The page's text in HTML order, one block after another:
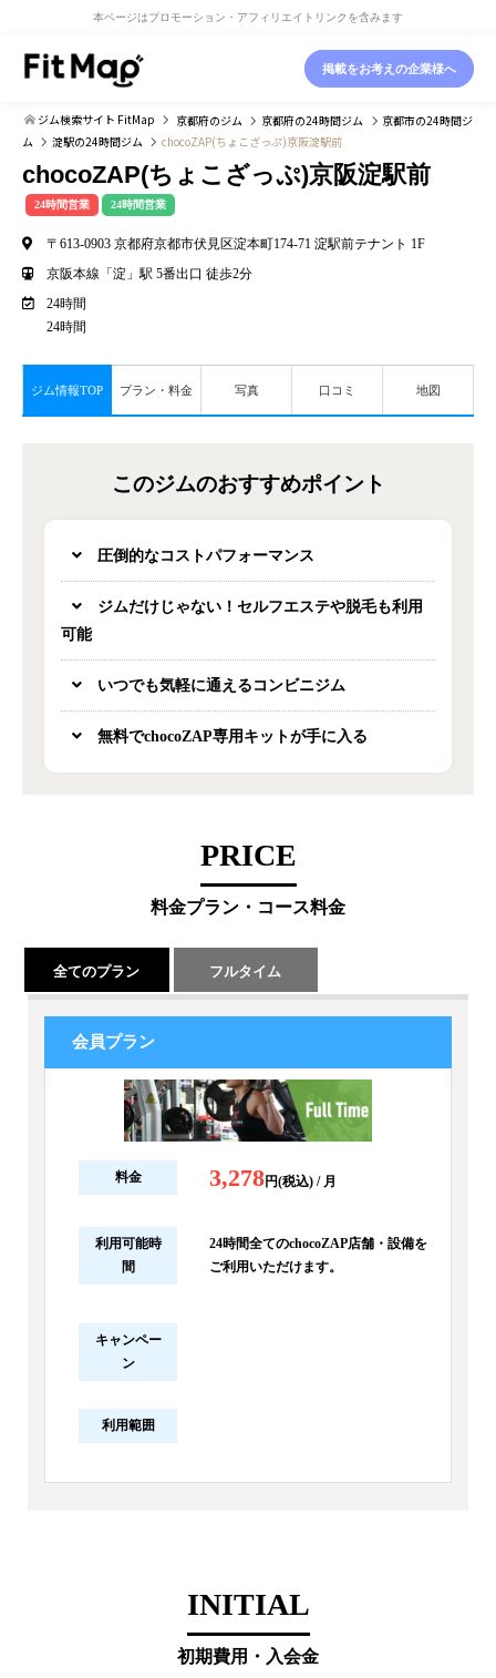
本ページはプロモーション・アフィリエイトリンクを含みます
掲載をお考えの企業様へ
ジム検索サイト FitMap 京都府のジム 京都府の24時間ジム 京都市の24時間ジ
ム
淀駅の24時間ジム chocoZAP(ちょこざっぷ)京阪淀駅前
chocoZAP(ちょこざっぷ)京阪淀駅前
24時間営業 24時間営業
〒613-0903 京都府京都市伏見区淀本町174-71 淀駅前テナント 1F
京阪本線「淀」駅 5番出口 徒歩2分
24時間
24時間
ジム情報TOP プラン・料金 写真 口コミ 地図
このジムのおすすめポイント
圧倒的なコストパフォーマンス
ジムだけじゃない！セルフエステや脱毛も利用
可能
いつでも気軽に通えるコンビニジム
無料でchocoZAP専用キットが手に入る
PRICE
料金プラン・コース料金
全てのプラン フルタイム
会員プラン
料金 3,278円(税込) / 月
利用可能時
間
24時間全てのchocoZAP店舗・設備を
ご利用いただけます。
キャンペー
ン
利用範囲
INITIAL
初期費用・入会金